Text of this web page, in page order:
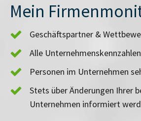
Mein
Geschäftspartner &
Alle
Personen im Unternehmen
Stets über Änderungen Ihrer
Unternehmen informiert